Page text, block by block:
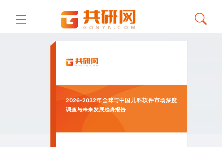
2026-2032年全球与中国儿科软件市场深度
调查与未来发展趋势报告